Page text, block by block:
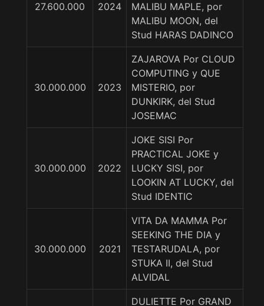
27.600.000 2024
MALIBU MAPLE, por
MALIBU MOON, del
Stud HARAS DADINCO
30.000.000 2023
ZAJAROVA Por CLOUD
COMPUTING y QUE
MISTERIO, por
DUNKIRK, del Stud
JOSEMAC
30.000.000 2022
JOKE SISI Por
PRACTICAL JOKE y
LUCKY SISI, por
LOOKIN AT LUCKY, del
Stud IDENTIC
30.000.000 2021
VITA DA MAMMA Por
SEEKING THE DIA y
TESTARUDALA, por
STUKA II, del Stud
ALVIDAL
DULIETTE Por GRAND